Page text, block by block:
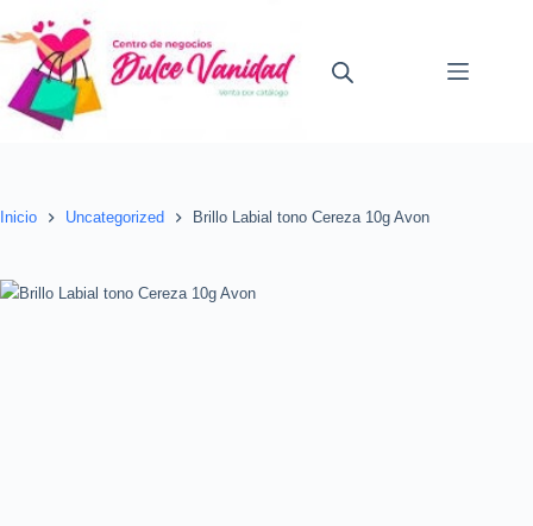
al
contenido
Inicio Uncategorized Brillo Labial tono Cereza 10g Avon